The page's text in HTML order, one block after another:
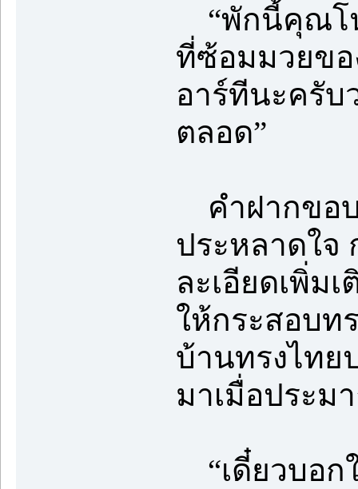
“พักนี้คุณโน
ที่ซ้อมมวยข
อาร์ทีนะครับ
ตลอด”
คำฝากขอบ
ประหลาดใจ
ละเอียดเพิ่ม
ให้กระสอบท
บ้านทรงไทย
มาเมื่อประ
“เดี๋ยวบอก